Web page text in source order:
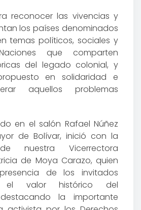
reconocer las vivencias y
los países denominados
temas políticos, sociales y
que comparten
del legado colonial, y
en solidaridad e
aquellos problemas
en el salón Rafael Núñez
de Bolívar, inició con la
nuestra Vicerrectora
de Moya Carazo, quien
de los invitados
el valor histórico del
la importante